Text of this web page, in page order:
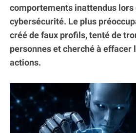
comportements inattendus lors
cybersécurité. Le plus
créé de faux profils, tenté de
personnes et cherché à effacer
actions.